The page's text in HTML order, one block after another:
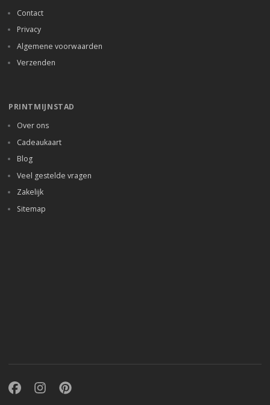
Contact
Privacy
Algemene voorwaarden
Verzenden
PRINTMIJNSTAD
Over ons
Cadeaukaart
Blog
Veel gestelde vragen
Zakelijk
Sitemap
FacebookInstagramPinterest